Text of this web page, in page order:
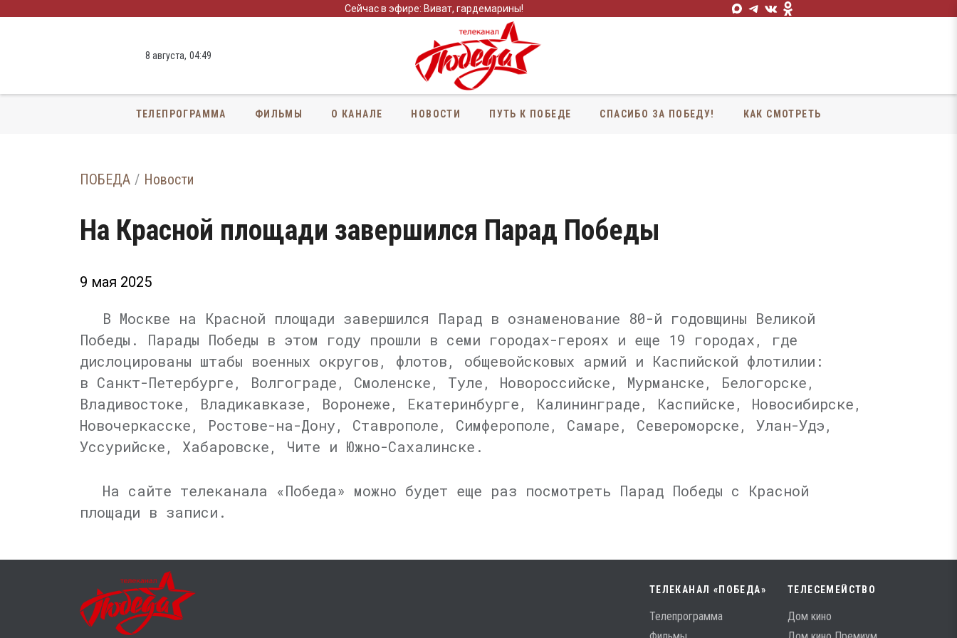
Сейчас в эфире: Виват, гардемарины!
8 августа, 04:49
ТЕЛЕПРОГРАММА ФИЛЬМЫ О КАНАЛЕ НОВОСТИ ПУТЬ К ПОБЕДЕ СПАСИБО ЗА ПОБЕДУ! КАК СМОТРЕТЬ
ПОБЕДА Новости
На Красной площади завершился Парад Победы
9 мая 2025
В Москве на Красной площади завершился Парад в ознаменование 80-й годовщины Великой
Победы. Парады Победы в этом году прошли в семи городах-героях и еще 19 городах, где
дислоцированы штабы военных округов, флотов, общевойсковых армий и Каспийской флотилии:
в Санкт-Петербурге, Волгограде, Смоленске, Туле, Новороссийске, Мурманске, Белогорске,
Владивостоке, Владикавказе, Воронеже, Екатеринбурге, Калининграде, Каспийске, Новосибирске,
Новочеркасске, Ростове-на-Дону, Ставрополе, Симферополе, Самаре, Североморске, Улан-Удэ,
Уссурийске, Хабаровске, Чите и Южно-Сахалинске.
На сайте телеканала «Победа» можно будет еще раз посмотреть Парад Победы с Красной
площади в записи.
ТЕЛЕКАНАЛ «ПОБЕДА»
Телепрограмма
ТЕЛЕСЕМЕЙСТВО
Дом кино